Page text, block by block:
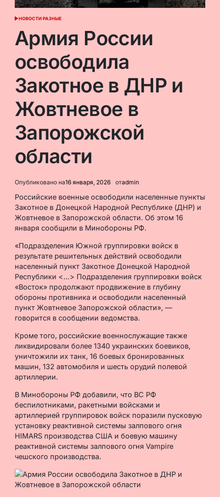
ОПУБЛИКОВАНО
НОВОСТИ РАЗНЫЕ
Армия России
освободила
Закотное в ДНР и
Жовтневое в
Запорожской
области
Опубликовано на16 января, 2026 отadmin
Российские военные освободили населенные пункты
Закотное в Донецкой Народной Республике (ДНР) и
Жовтневое в Запорожской области. Об этом 16
января сообщили в Минобороны РФ.
«Подразделения Южной группировки войск в
результате решительных действий освободили
населенный пункт Закотное Донецкой Народной
Республики <…> Подразделения группировки войск
«Восток» продолжают продвижение в глубину
обороны противника и освободили населенный
пункт Жовтневое Запорожской области», —
говорится в сообщении ведомства.
Кроме того, российские военнослужащие также
ликвидировали более 1340 украинских боевиков,
уничтожили их танк, 16 боевых бронированных
машин, 132 автомобиля и шесть орудий полевой
артиллерии.
В Минобороны РФ добавили, что ВС РФ
беспилотниками, ракетными войсками и
артиллерией группировок войск поразили пусковую
установку реактивной системы залпового огня
HIMARS производства США и боевую машину
реактивной системы залпового огня Vampire
чешского производства.